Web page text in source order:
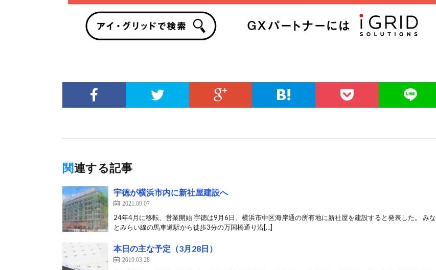
関連する記事
宇徳が横浜市内に新社屋建設へ
2021.09.07
24年4月に移転、営業開始 宇徳は9月6日、横浜市中区海岸通の所有地に新社屋を建設すると発表した。 みな
とみらい線の馬車道駅から徒歩3分の万国橋通り沿[…]
本日の主な予定（3月28日）
2019.03.28